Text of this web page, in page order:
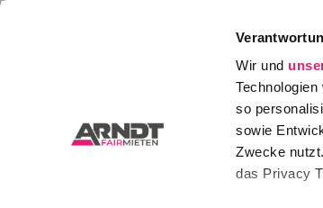
Wir und
so
sowie
Zwecke
das Privacy
Firmenkunden